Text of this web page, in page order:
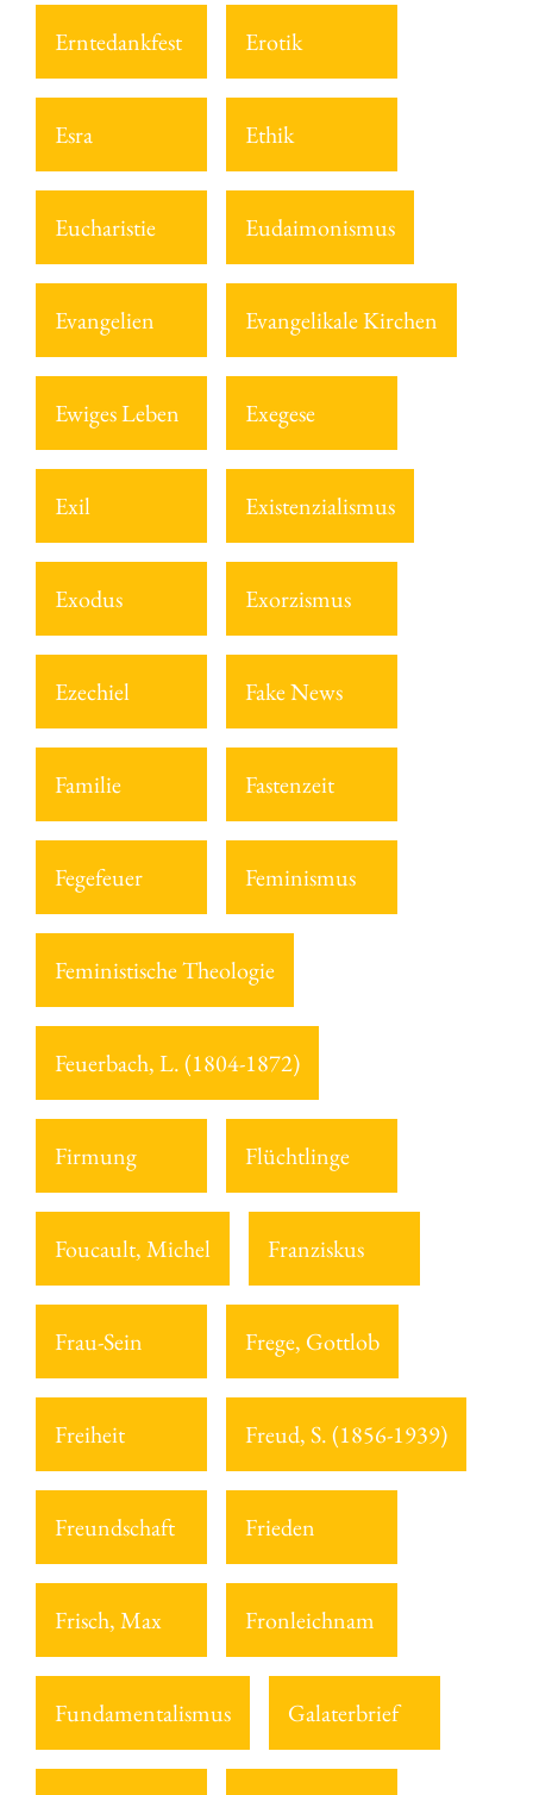
Erntedankfest Erotik
Esra Ethik
Eucharistie Eudaimonismus
Evangelien Evangelikale Kirchen
Ewiges Leben Exegese
Exil Existenzialismus
Exodus Exorzismus
Ezechiel Fake News
Familie Fastenzeit
Fegefeuer Feminismus
Feministische Theologie
Feuerbach, L. (1804-1872)
Firmung Flüchtlinge
Foucault, Michel Franziskus
Frau-Sein Frege, Gottlob
Freiheit Freud, S. (1856-1939)
Freundschaft Frieden
Frisch, Max Fronleichnam
Fundamentalismus Galaterbrief